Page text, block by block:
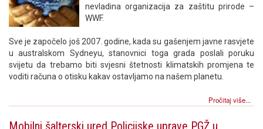
nevladina organizacija za zaštitu prirode –
WWF.
Sve je započelo još 2007. godine, kada su gašenjem javne rasvjete
u australskom Sydneyu, stanovnici toga grada poslali poruku
svijetu da trebamo biti svjesni štetnosti klimatskih promjena te
voditi računa o otisku kakav ostavljamo na našem planetu.
Pročitaj više...
Mobilni šalterski ured Policijske uprave PGŽ u